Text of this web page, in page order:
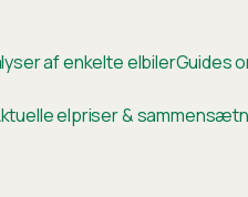
af enkelte elbilerGuides
elpriser &